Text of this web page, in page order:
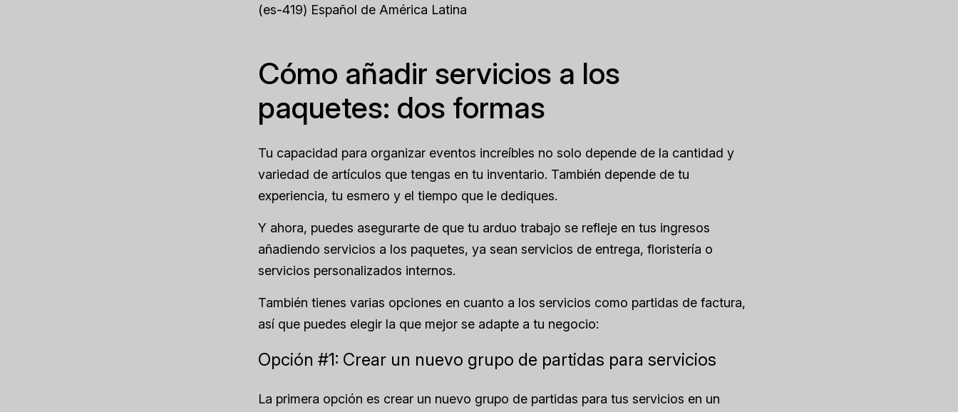
(es-419) Español de América Latina
Cómo añadir servicios a los
paquetes: dos formas
Tu capacidad para organizar eventos increíbles no solo depende de la cantidad y
variedad de artículos que tengas en tu inventario. También depende de tu
experiencia, tu esmero y el tiempo que le dediques.
Y ahora, puedes asegurarte de que tu arduo trabajo se refleje en tus ingresos
añadiendo servicios a los paquetes, ya sean servicios de entrega, floristería o
servicios personalizados internos.
También tienes varias opciones en cuanto a los servicios como partidas de factura,
así que puedes elegir la que mejor se adapte a tu negocio:
Opción #1: Crear un nuevo grupo de partidas para servicios
La primera opción es crear un nuevo grupo de partidas para tus servicios en un